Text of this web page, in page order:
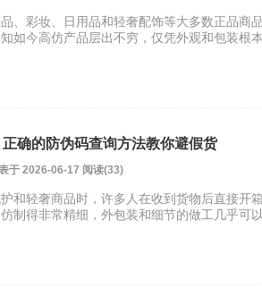
、彩妆、日用品和轻奢配饰等大多数正品商
如今高仿产品层出不穷，仅凭外观和包装根
确的防伪码查询方法教你避假货
于 2026-06-17 阅读(33)
和轻奢商品时，许多人在收到货物后直接开
制得非常精细，外包装和细节的做工几乎可